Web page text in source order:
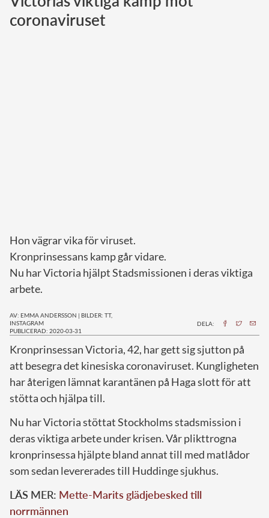
Norska kungahuset
coronaviruset
Hon vägrar vika för viruset.
Kronprinsessans kamp går vidare.
Nu har Victoria hjälpt Stadsmissionen i deras viktiga
arbete.
AV: EMMA ANDERSSON | BILDER: TT,
INSTAGRAM
PUBLICERAD: 2020-03-31
DELA:
Kronprinsessan Victoria, 42, har gett sig sjutton på
att besegra det kinesiska coronaviruset. Kungligheten
har återigen lämnat karantänen på Haga slott för att
stötta och hjälpa till.
Nu har Victoria stöttat Stockholms stadsmission i
deras viktiga arbete under krisen. Vår plikttrogna
kronprinsessa hjälpte bland annat till med matlådor
som sedan levererades till Huddinge sjukhus.
LÄS MER: Mette-Marits glädjebesked till
norrmännen